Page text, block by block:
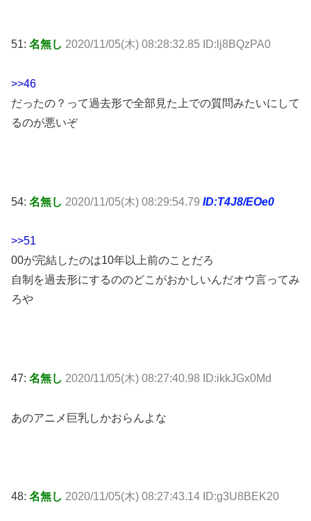
51: 名無し 2020/11/05(木) 08:28:32.85 ID:lj8BQzPA0
>>46
だったの？って過去形で全部見た上での質問みたいにして
るのが悪いぞ
54: 名無し 2020/11/05(木) 08:29:54.79 ID:T4J8/EOe0
>>51
00が完結したのは10年以上前のことだろ
自制を過去形にするののどこがおかしいんだオウ言ってみ
ろや
47: 名無し 2020/11/05(木) 08:27:40.98 ID:ikkJGx0Md
あのアニメ巨乳しかおらんよな
48: 名無し 2020/11/05(木) 08:27:43.14 ID:g3U8BEK20